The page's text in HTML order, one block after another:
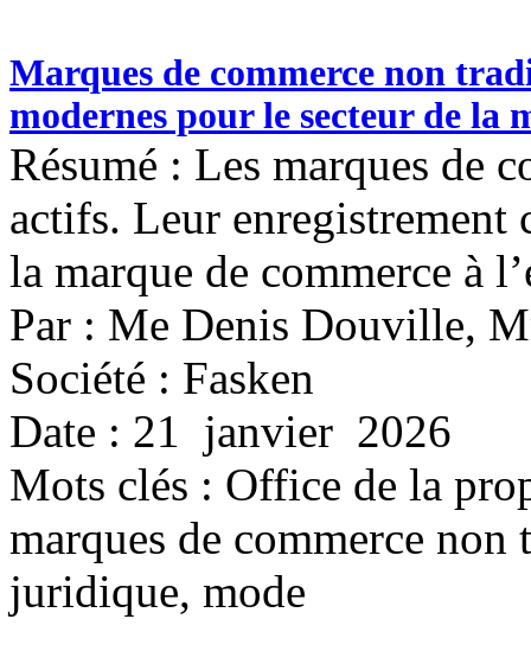
Marques de commerce non
modernes pour le secteur de la
Résumé : Les marques de
actifs. Leur
la marque de commerce à
Par : Me Denis Douville,
Société : Fasken
Date : 21 janvier 2026
Mots clés : Office de la
marques de commerce
juridique, mode